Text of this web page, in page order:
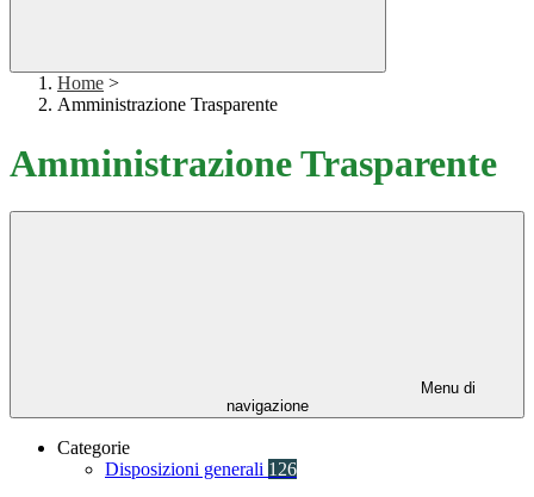
Home >
Amministrazione Trasparente
Amministrazione Trasparente
Menu di
navigazione
Categorie
Disposizioni generali 126